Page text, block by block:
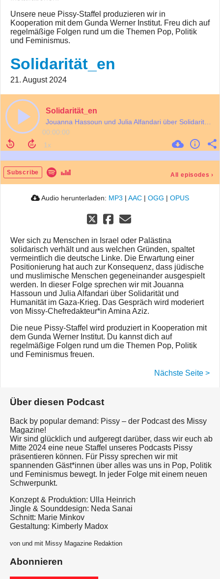
Unsere neue Pissy-Staffel produzieren wir in
Kooperation mit dem Gunda Werner Institut. Freu dich auf
regelmäßige Folgen rund um die Themen Pop, Politik
und Feminismus.
Solidarität_en
21. August 2024
Solidarität_en
00:00:00
Subscribe All episodes ›
Audio herunterladen: MP3 | AAC | OGG | OPUS
Wer sich zu Menschen in Israel oder Palästina
solidarisch verhält und aus welchen Gründen, spaltet
vermeintlich die deutsche Linke. Die Erwartung einer
Positionierung hat auch zur Konsequenz, dass jüdische
und muslimische Menschen gegeneinander ausgespielt
werden. In dieser Folge sprechen wir mit Jouanna
Hassoun und Julia Alfandari über Solidarität und
Humanität im Gaza-Krieg. Das Gespräch wird moderiert
von Missy-Chefredakteur*in Amina Aziz.
Die neue Pissy-Staffel wird produziert in Kooperation mit
dem Gunda Werner Institut. Du kannst dich auf
regelmäßige Folgen rund um die Themen Pop, Politik
und Feminismus freuen.
Nächste Seite >
Über diesen Podcast
Back by popular demand: Pissy – der Podcast des Missy
Magazine!
Wir sind glücklich und aufgeregt darüber, dass wir euch ab
Mitte 2024 eine neue Staffel unseres Podcasts Pissy
präsentieren können. Für Pissy sprechen wir mit
spannenden Gäst*innen über alles was uns in Pop, Politik
und Feminismus bewegt. In jeder Folge mit einem neuen
Schwerpunkt.
Konzept & Produktion: Ulla Heinrich
Jingle & Sounddesign: Neda Sanai
Schnitt: Marie Minkov
Gestaltung: Kimberly Madox
von und mit Missy Magazine Redaktion
Abonnieren